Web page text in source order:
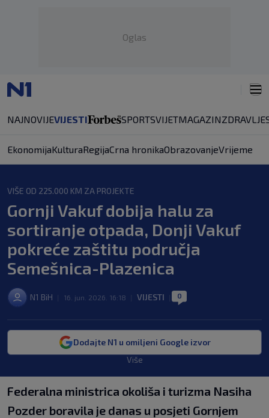
Oglas
NAJNOVIJEVIJESTI SPORTSVIJETMAGAZINZDRAVLJE
EkonomijaKulturaRegijaCrna hronikaObrazovanjeVrijeme
VIŠE OD 225.000 KM ZA PROJEKTE
Gornji Vakuf dobija halu za
sortiranje otpada, Donji Vakuf
pokreće zaštitu područja
Semešnica-Plazenica
N1 BiH 16. jun. 2026. 16:18 VIJESTI 0
Dodajte N1 u omiljeni Google izvor
Više
Federalna ministrica okoliša i turizma Nasiha
Pozder boravila je danas u posjeti Gornjem